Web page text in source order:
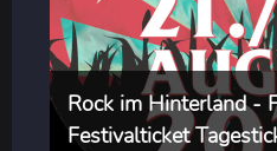
Rock im Hinterland -
Festivalticket